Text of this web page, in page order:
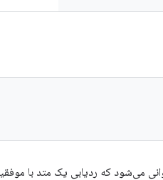
می‌شود که ردیابی یک متد با